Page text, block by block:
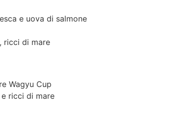
e uova di salmone
ricci di mare
Wagyu Cup
ricci di mare